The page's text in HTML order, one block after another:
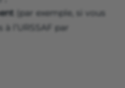
(par exemple, si vous
l’URSSAF par